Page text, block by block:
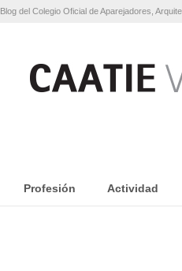
Blog del Colegio Oficial de Aparejadores,
Profesión Actividad